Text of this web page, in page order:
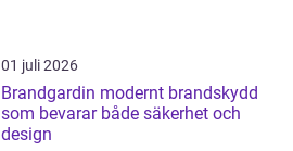
01 juli 2026
Brandgardin modernt brandskydd
som bevarar både säkerhet och
design